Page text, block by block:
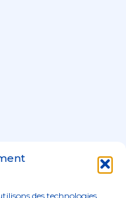
des technologies